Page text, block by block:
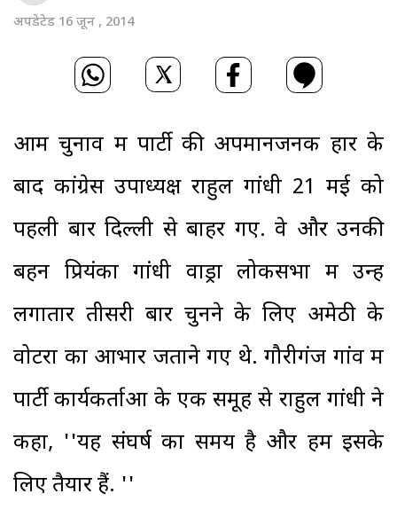
अपडेटेड 16 जून , 2014
आम चुनाव में पार्टी की अपमानजनक हार के
बाद कांग्रेस उपाध्यक्ष राहुल गांधी 21 मई को
पहली बार दिल्ली से बाहर गए. वे और उनकी
बहन प्रियंका गांधी वाड्रा लोकसभा में उन्हें
लगातार तीसरी बार चुनने के लिए अमेठी के
वोटरों का आभार जताने गए थे. गौरीगंज गांव में
पार्टी कार्यकर्ताओं के एक समूह से राहुल गांधी ने
कहा, ''यह संघर्ष का समय है और हम इसके
लिए तैयार हैं. ''